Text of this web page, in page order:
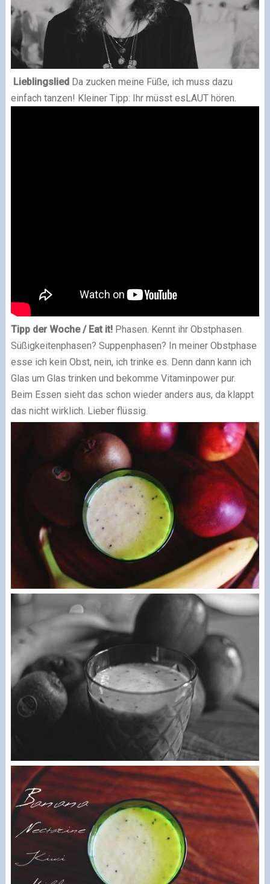
Lieblingslied Da zucken meine Füße, ich muss dazu
einfach tanzen! Kleiner Tipp: Ihr müsst esLAUT hören.
Tipp der Woche / Eat it!Phasen. Kennt ihr Obstphasen.
Süßigkeitenphasen? Suppenphasen? In meiner Obstphase
esse ich kein Obst, nein, ich trinke es. Denn dann kann ich
Glas um Glas trinken und bekomme Vitaminpower pur.
Beim Essen sieht das schon wieder anders aus, da klappt
das nicht wirklich. Lieber flüssig.